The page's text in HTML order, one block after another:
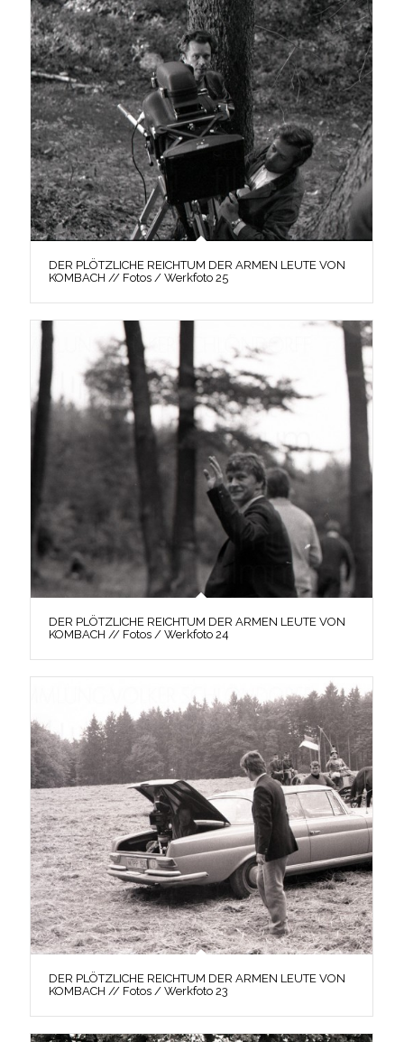
DER PLÖTZLICHE REICHTUM DER ARMEN LEUTE VON
KOMBACH // Fotos / Werkfoto 25
DER PLÖTZLICHE REICHTUM DER ARMEN LEUTE VON
KOMBACH // Fotos / Werkfoto 24
DER PLÖTZLICHE REICHTUM DER ARMEN LEUTE VON
KOMBACH // Fotos / Werkfoto 23